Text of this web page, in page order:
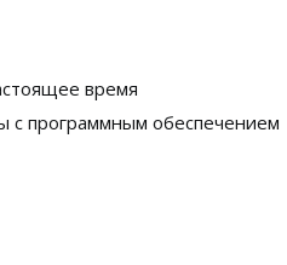
время
с программным обеспечением